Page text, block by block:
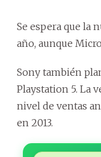
Se espera que la
año, aunque
Sony también
Playstation 5. La
nivel de ventas
en 2013.